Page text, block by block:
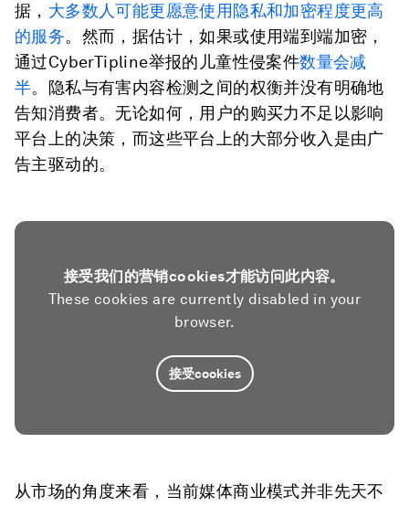
据， 大多数人可能更愿意使用隐私和加密程度更高
的服务。然而，据估计，如果或使用端到端加密，
通过CyberTipline举报的儿童性侵案件数量会减
半。隐私与有害内容检测之间的权衡并没有明确地
告知消费者。无论如何，用户的购买力不足以影响
平台上的决策，而这些平台上的大部分收入是由广
告主驱动的。
接受我们的营销cookies才能访问此内容。
These cookies are currently disabled in your
browser.
接受cookies
从市场的角度来看，当前媒体商业模式并非先天不